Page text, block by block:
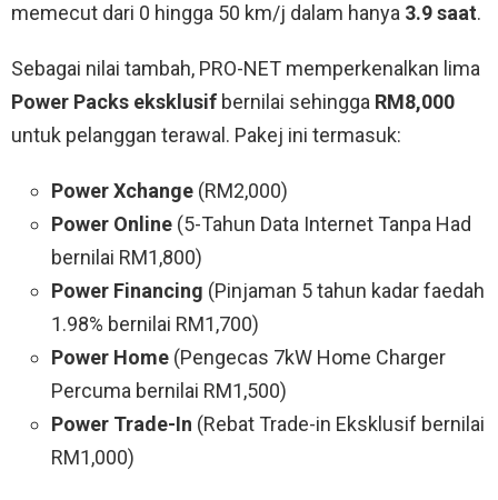
memecut dari 0 hingga 50 km/j dalam hanya 3.9 saat.
Sebagai nilai tambah, PRO-NET memperkenalkan lima
Power Packs eksklusif bernilai sehingga RM8,000
untuk pelanggan terawal. Pakej ini termasuk:
Power Xchange (RM2,000)
Power Online (5-Tahun Data Internet Tanpa Had
bernilai RM1,800)
Power Financing (Pinjaman 5 tahun kadar faedah
1.98% bernilai RM1,700)
Power Home (Pengecas 7kW Home Charger
Percuma bernilai RM1,500)
Power Trade-In (Rebat Trade-in Eksklusif bernilai
RM1,000)